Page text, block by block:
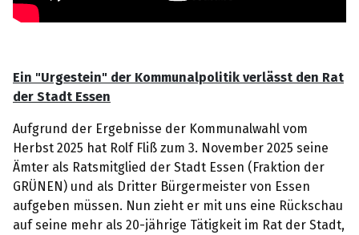
Ein "Urgestein" der Kommunalpolitik verlässt den Rat
der Stadt Essen
Aufgrund der Ergebnisse der Kommunalwahl vom
Herbst 2025 hat Rolf Fliß zum 3. November 2025 seine
Ämter als Ratsmitglied der Stadt Essen (Fraktion der
GRÜNEN) und als Dritter Bürgermeister von Essen
aufgeben müssen. Nun zieht er mit uns eine Rückschau
auf seine mehr als 20-jährige Tätigkeit im Rat der Stadt,